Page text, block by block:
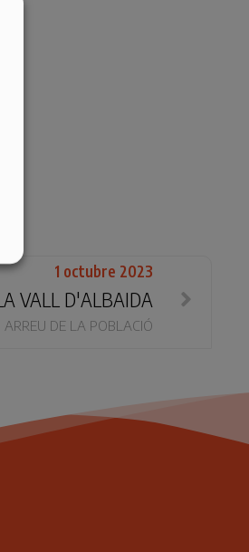
1 octubre 2023
VALL D'ALBAIDA
ARREU DE LA POBLACIÓ